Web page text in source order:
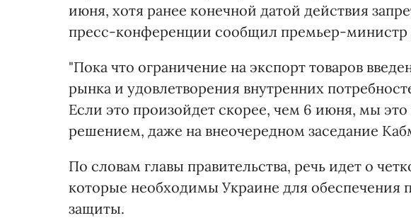
июня, хотя ранее конечной датой действия
пресс-конференции сообщил премьер-
"Пока что ограничение на экспорт товаров
рынка и удовлетворения внутренних
Если это произойдет скорее, чем 6 июня, мы
решением, даже на внеочередном заседание
По словам главы правительства, речь идет о
которые необходимы Украине для обеспечения
защиты.